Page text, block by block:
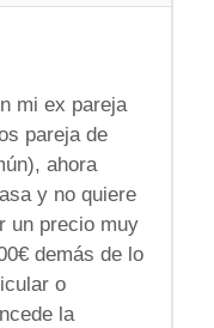
mi ex pareja
pareja de
ahora
y no quiere
un precio muy
demás de lo
o
la